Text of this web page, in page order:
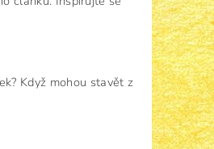
Když mohou stavět z